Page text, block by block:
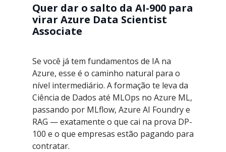
Quer dar o salto da AI-900 para
virar Azure Data Scientist
Associate
Se você já tem fundamentos de IA na
Azure, esse é o caminho natural para o
nível intermediário. A formação te leva da
Ciência de Dados até MLOps no Azure ML,
passando por MLflow, Azure AI Foundry e
RAG — exatamente o que cai na prova DP-
100 e o que empresas estão pagando para
contratar.